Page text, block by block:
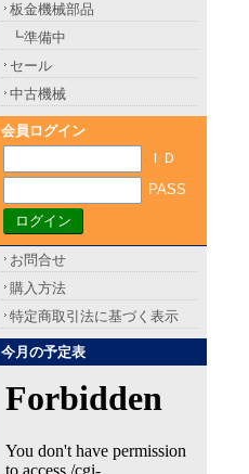
板金機械部品
┗準備中
セール
中古機械
会員ログイン
ＩＤ
PASS
お問合せ
購入方法
特定商取引法に基づく表示
今月の予定表